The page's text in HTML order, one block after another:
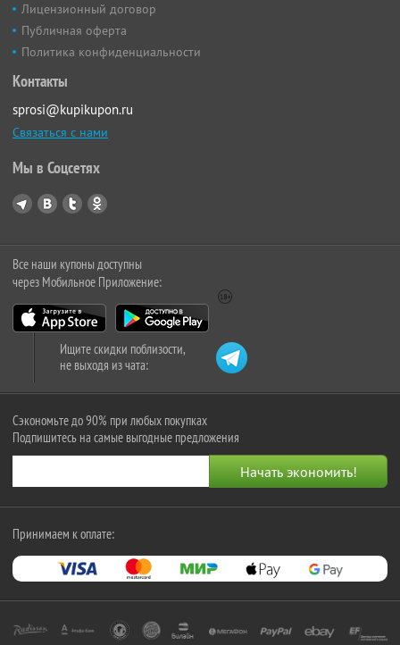
Лицензионный договор
Публичная оферта
Политика конфиденциальности
Контакты
sprosi@kupikupon.ru
Связаться с нами
Мы в Соцсетях
Все наши купоны доступны
через Мобильное Приложение:
Ищите скидки поблизости,
не выходя из чата:
Сэкономьте до 90% при любых покупках
Подпишитесь на самые выгодные предложения
Принимаем к оплате: